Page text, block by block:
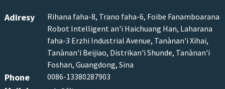
Adiresy
Rihana faha-8, Trano faha-6, Foibe Fanamboarana
Robot Intelligent an'i Haichuang Han, Laharana
faha-3 Erzhi Industrial Avenue, Tanànan'i Xihai,
Tanànan'i Beijiao, Distrikan'i Shunde, Tanànan'i
Foshan, Guangdong, Sina
Phone 0086-13380287903